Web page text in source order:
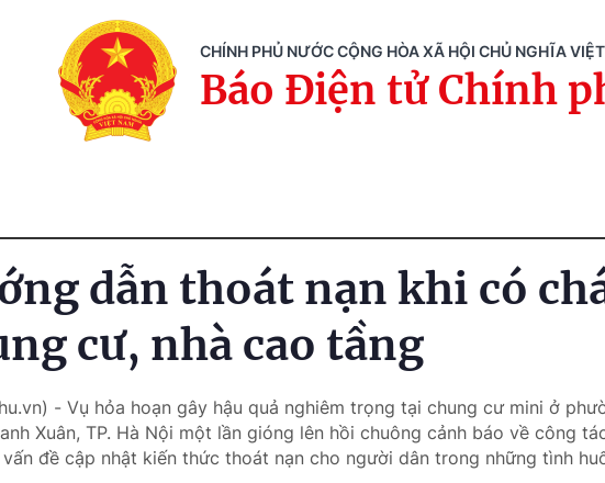
CHÍNH PHỦ NƯỚC CỘNG HÒA XÃ HỘI CHỦ NGHĨA
Báo Điện tử Chính
dẫn thoát nạn khi có
cư, nhà cao tầng
- Vụ hỏa hoạn gây hậu quả nghiêm trọng tại chung cư mini ở
Xuân, TP. Hà Nội một lần gióng lên hồi chuông cảnh báo về công
đề cập nhật kiến thức thoát nạn cho người dân trong những tình